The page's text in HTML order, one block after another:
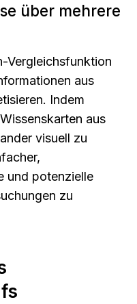
über mehrere
Vergleichsfunktion
aus
Indem
aus
visuell zu
und potenzielle
zu